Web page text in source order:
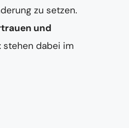
zu setzen.
und
stehen dabei im